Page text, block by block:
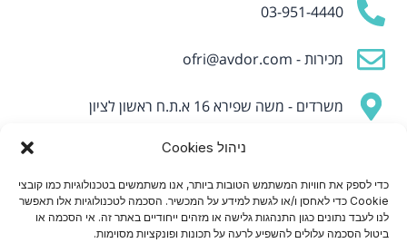
ניהול Cookies
כדי לספק את חוויות המשתמש הטובות ביותר, אנו משתמשים בטכנולוגיות כמו קובצי
Cookie כדי לאחסן ו/או לגשת למידע על המכשיר. הסכמה לטכנולוגיות אלו תאפשר
לנו לעבד נתונים כגון התנהגות גלישה או מזהים ייחודיים באתר זה. אי הסכמה או
ביטול הסכמה עלולים להשפיע לרעה על תכונות ופונקציות מסוימות.
03-951-4440
מכירות - ofri@avdor.com
משרדים - משה שפירא 16 א.ת.ח ראשון לציון
עקבו אחרינו
F
a
I
n
L
i
W
h